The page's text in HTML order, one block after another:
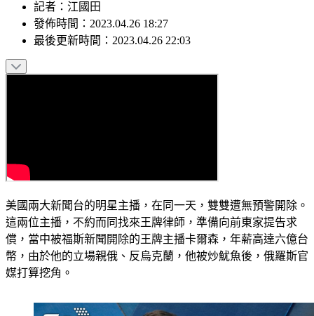
記者 ： 江國田
發佈時間： 2023.04.26 18:27
最後更新時間： 2023.04.26 22:03
美國兩大新聞台的明星主播，在同一天，雙雙遭無預警開除。
這兩位主播，不約而同找來王牌律師，準備向前東家提告求
償，當中被福斯新聞開除的王牌主播卡爾森，年薪高達六億台
幣，由於他的立場親俄、反烏克蘭，他被炒魷魚後，俄羅斯官
媒打算挖角。